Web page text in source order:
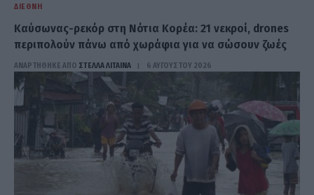
ΔΙΕΘΝΉ
Καύσωνας-ρεκόρ στη Νότια Κορέα: 21 νεκροί, drones
περιπολούν πάνω από χωράφια για να σώσουν ζωές
ΑΝΑΡΤΗΘΗΚΕ ΑΠΟ ΣΤΈΛΛΑ ΛΊΤΑΙΝΑ 6 ΑΥΓΟΎΣΤΟΥ 2026